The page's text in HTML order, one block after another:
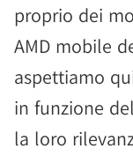
proprio dei
AMD mobile
aspettiamo
in funzione
la loro